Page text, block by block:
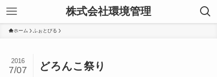
株式会社環境管理
ホーム ふぉとびる
どろんこ祭り
2016
7/07